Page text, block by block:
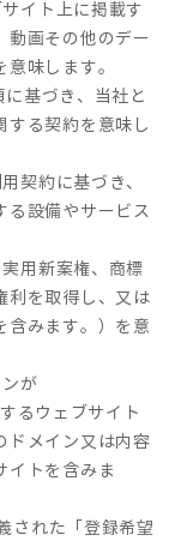
イト上に掲載す
動画その他のデー
味します。
基づき、当社と
する契約を意味し
契約に基づき、
る設備やサービス
用新案権、商標
利を取得し、又は
含みます。）を意
が
るウェブサイト
ドメイン又は内容
イトを含みま
された「登録希望